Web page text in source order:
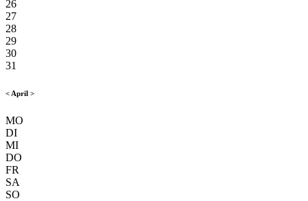
26
27
28
29
30
31
< April >
MO
DI
MI
DO
FR
SA
SO